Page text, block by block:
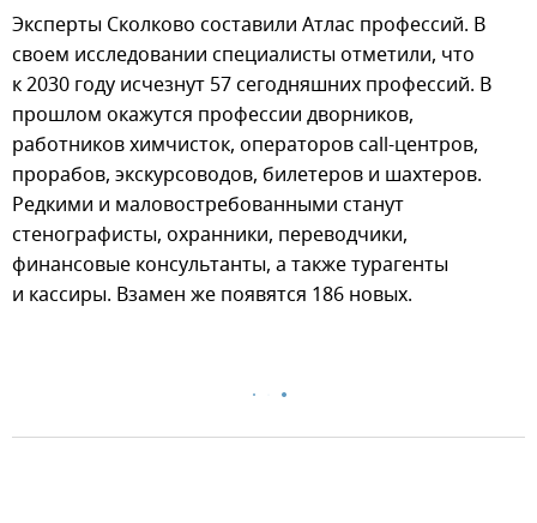
Эксперты Сколково составили Атлас профессий. В
своем исследовании специалисты отметили, что
к 2030 году исчезнут 57 сегодняшних профессий. В
прошлом окажутся профессии дворников,
работников химчисток, операторов call-центров,
прорабов, экскурсоводов, билетеров и шахтеров.
Редкими и маловостребованными станут
стенографисты, охранники, переводчики,
финансовые консультанты, а также турагенты
и кассиры. Взамен же появятся 186 новых.